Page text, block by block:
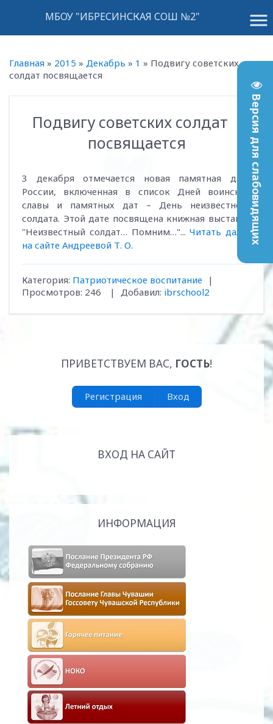
Версия для слабовидящих
menu
МБОУ "ИБРЕСИНСКАЯ СОШ №2"
Главная » 2015 » Декабрь » 1 » Подвигу советских
солдат посвящается
Подвигу советских солдат
посвящается
3 декабря отмечается новая памятная дата
России, включенная в список Дней воинской
славы и памятных дат – День неизвестного
солдата. Этой дате посвящена книжная выставка
"Неизвестный солдат… Помним…"...Читать далее
на сайте Андреевой Т. О.
Категория: Патриотическое воспитание
|
Просмотров: 246 | Добавил: ibrschool2
ПРИВЕТСТВУЕМ ВАС, ГОСТЬ!
Регистрация Вход
ВХОД НА САЙТ
ИНФОРМАЦИЯ